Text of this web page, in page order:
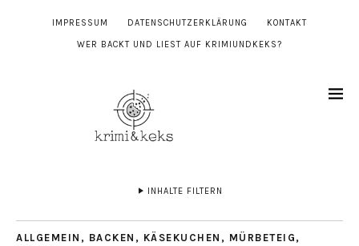
IMPRESSUM DATENSCHUTZERKLÄRUNG KONTAKT
WER BACKT UND LIEST AUF KRIMIUNDKEKS?
INHALTE FILTERN
ALLGEMEIN , BACKEN , KÄSEKUCHEN , MÜRBETEIG ,